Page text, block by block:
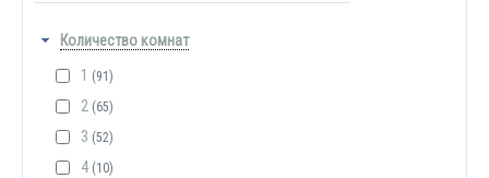
Количество комнат
1 (91)
2 (65)
3 (52)
4 (10)